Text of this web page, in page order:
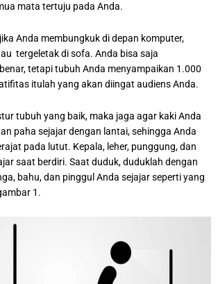
mata tertuju pada Anda.
Anda membungkuk di depan komputer,
tergeletak di sofa. Anda bisa saja
tetapi tubuh Anda menyampaikan 1.000
itulah yang akan diingat audiens Anda.
tubuh yang baik, maka jaga agar kaki Anda
paha sejajar dengan lantai, sehingga Anda
pada lutut. Kepala, leher, punggung, dan
saat berdiri. Saat duduk, duduklah dengan
bahu, dan pinggul Anda sejajar seperti yang
1.